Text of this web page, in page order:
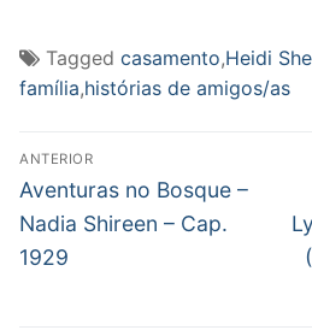
Tagged casamento,Heidi
família,histórias de amigos/as
Navegação
de
Post
ANTERIOR
Post
anterior:
Aventuras no Bosque –
Nadia Shireen – Cap.
1929